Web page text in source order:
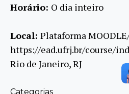
Horário: O dia inteiro
Local: Plataforma
https://ead.ufrj.br/course/
Rio de Janeiro, RJ
Categorias